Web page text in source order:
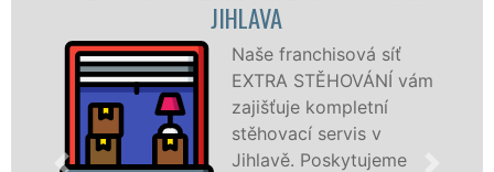
STĚHOVACÍ FIRMA JIHLAVA
Poskytujeme
stěhovací služby
Jihlavě na
úrovni se
stěhovací